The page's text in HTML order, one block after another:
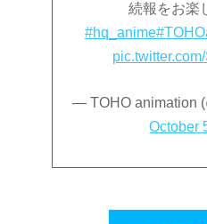
続報をお楽
#hq_anime
— TOHO animation
October